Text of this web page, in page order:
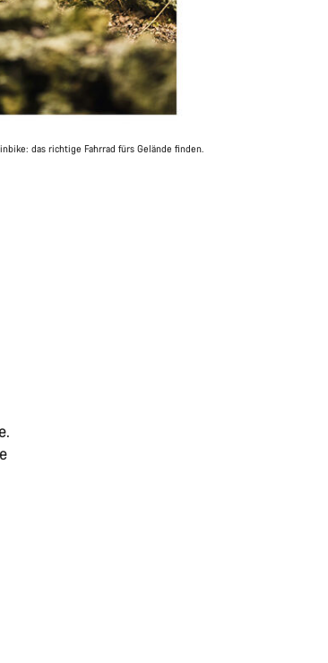
das richtige Fahrrad fürs Gelände finden.